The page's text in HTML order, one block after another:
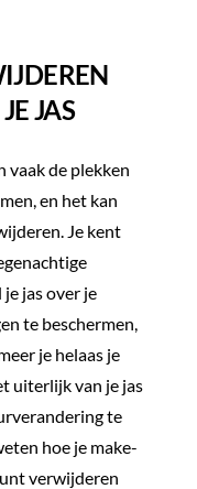
JAS
vaak de plekken
en het kan
Je kent
jas over je
te beschermen,
je helaas je
uiterlijk van je jas
te
hoe je make-
verwijderen